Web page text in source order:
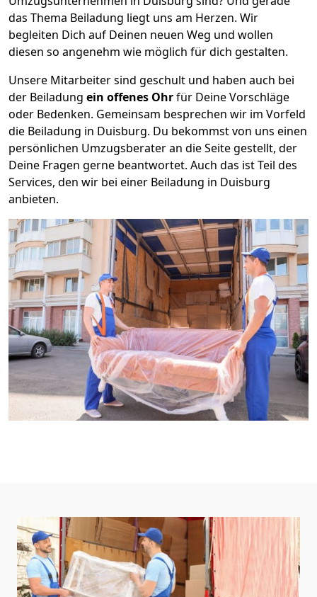
das Thema Beiladung liegt uns am Herzen. Wir
begleiten Dich auf Deinen neuen Weg und wollen
diesen so angenehm wie möglich für dich gestalten.
Unsere Mitarbeiter sind geschult und haben auch bei
der Beiladung ein offenes Ohrfür Deine Vorschläge
oder Bedenken. Gemeinsam besprechen wir im Vorfeld
die Beiladung in Duisburg. Du bekommst von uns einen
persönlichen Umzugsberater an die Seite gestellt, der
Deine Fragen gerne beantwortet. Auch das ist Teil des
Services, den wir bei einer Beiladung in Duisburg
anbieten.